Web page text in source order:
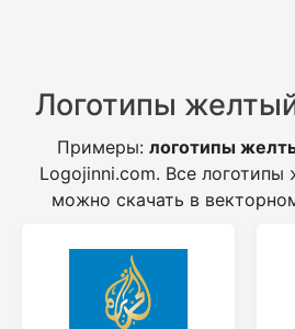
Логотипы
Примеры: логотипы
Logojinni.com. Все
можно скачать в